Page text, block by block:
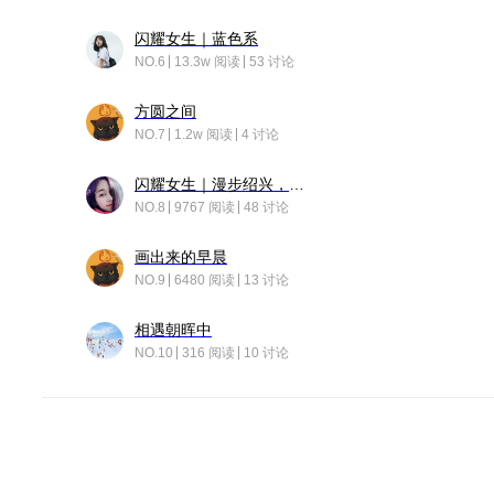
闪耀女生｜蓝色系
NO.6 13.3w 阅读 53 讨论
方圆之间
NO.7 1.2w 阅读 4 讨论
NO.8 9767 阅读 48 讨论
画出来的早晨
NO.9 6480 阅读 13 讨论
相遇朝晖中
NO.10 316 阅读 10 讨论